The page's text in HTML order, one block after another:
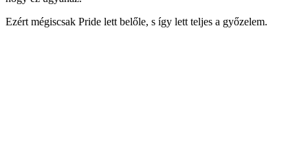
Ezért mégiscsak Pride lett belőle, s így lett teljes a győzelem.